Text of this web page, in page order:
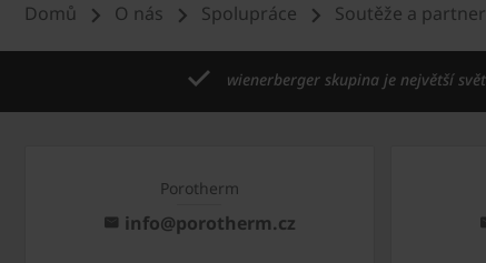
Domů O nás Spolupráce Soutěže a
wienerberger skupina je největší
Porotherm
info@porotherm.cz